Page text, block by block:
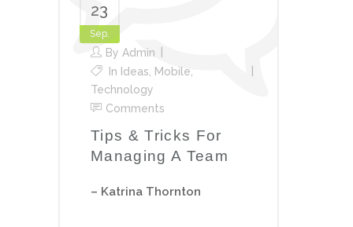
23
Sep.
By Admin
In Ideas Mobile
Technology
Comments
Tips & Tricks For
Managing A Team
– Katrina Thornton